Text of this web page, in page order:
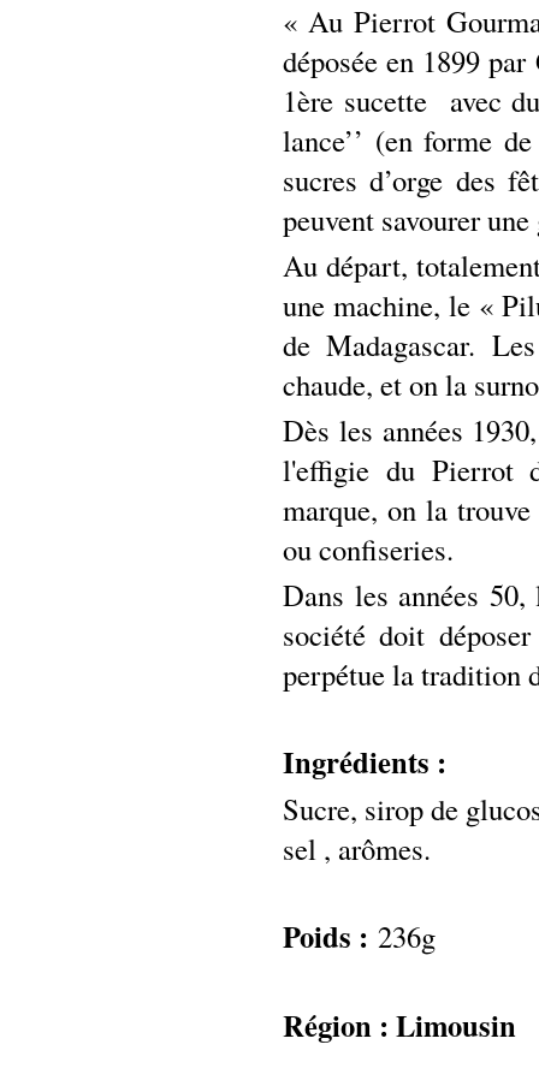
« Au Pierrot
déposée en 1899
1ère sucette avec
lance’’ (en forme
sucres d’orge des
peuvent savourer
Au départ,
une machine, le «
de Madagascar.
chaude, et on la
Dès les années
l'effigie du Pierrot
marque, on la
ou confiseries.
Dans les années
société doit
perpétue la tradition
Ingrédients :
Sucre, sirop de
sel , arômes.
Poids : 236g
Région : Limousin